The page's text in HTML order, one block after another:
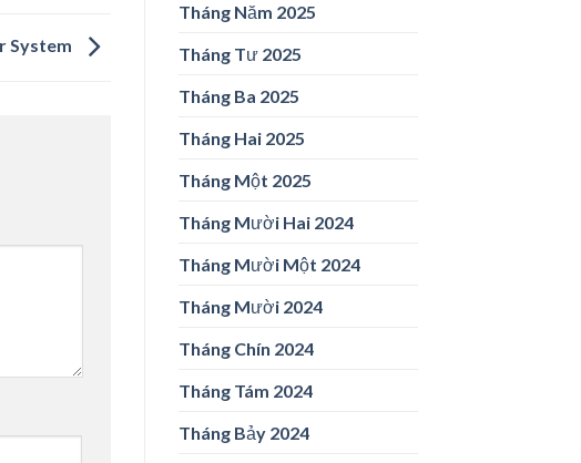
System
Tháng Năm 2025
Tháng Tư 2025
Tháng Ba 2025
Tháng Hai 2025
Tháng Một 2025
Tháng Mười Hai 2024
Tháng Mười Một 2024
Tháng Mười 2024
Tháng Chín 2024
Tháng Tám 2024
Tháng Bảy 2024